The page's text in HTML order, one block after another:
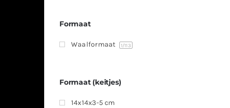
Formaat
Waalformaat 1/113
Formaat (keitjes)
14x14x3-5 cm